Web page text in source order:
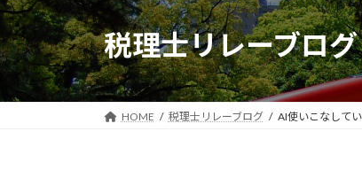
キ
ッ
プ
に
移
動
税理士リレーブログ
HOME 税理士リレーブログ AI使いこなして